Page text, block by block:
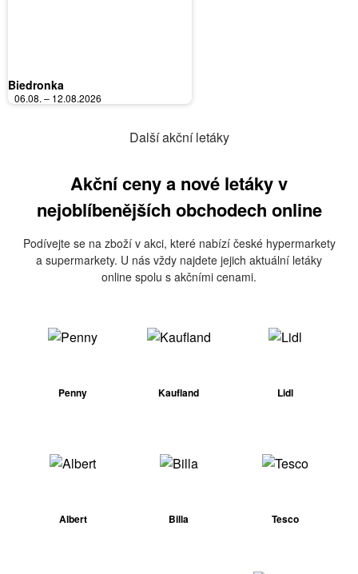
Biedronka
06.08. – 12.08.2026
Další akční letáky
Akční ceny a nové letáky v
nejoblíbenějších obchodech online
Podívejte se na zboží v akci, které nabízí české hypermarkety
a supermarkety. U nás vždy najdete jejich aktuální letáky
online spolu s akčními cenami.
Penny Kaufland Lidl
Albert Billa Tesco